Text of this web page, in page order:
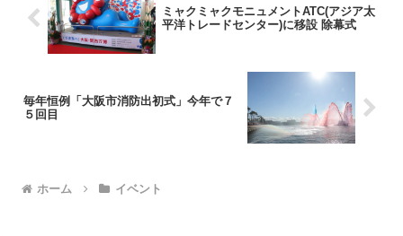
ミャクミャクモニュメントATC(アジア太
平洋トレードセンター)に移設 除幕式
毎年恒例「大阪市消防出初式」今年で７
５回目
ホーム イベント